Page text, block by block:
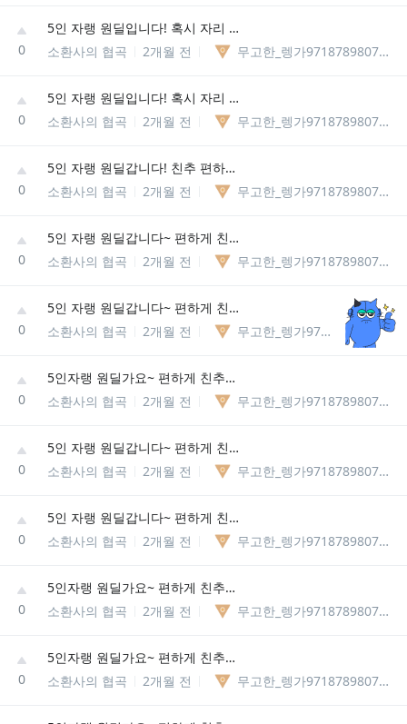
0
5인 자랭 원딜입니다! 혹시 자리 있으면 친추or초대주세요~~
소환사의 협곡
2개월 전 무고한_렝가97187898075329
0
5인 자랭 원딜입니다! 혹시 자리 있으면 친추or초대주세요~~
소환사의 협곡
2개월 전 무고한_렝가97187898075329
0
5인 자랭 원딜갑니다! 친추 편하게 주세요~ㅎㅎ
소환사의 협곡
2개월 전 무고한_렝가97187898075329
0
5인 자랭 원딜갑니다~ 편하게 친추주세요!(보이스 가능합니다)
소환사의 협곡
2개월 전 무고한_렝가97187898075329
0
5인 자랭 원딜갑니다~ 편하게 친추주세요!(보이스 가능합니다)
소환사의 협곡
2개월 전 무고한_렝가97187898075329
0
5인자랭 원딜가요~ 편하게 친추주세요!(보이스 가능)
소환사의 협곡
2개월 전 무고한_렝가97187898075329
0
5인 자랭 원딜갑니다~ 편하게 친추주세요~
소환사의 협곡
2개월 전 무고한_렝가97187898075329
0
5인 자랭 원딜갑니다~ 편하게 친추주세요~
소환사의 협곡
2개월 전 무고한_렝가97187898075329
0
5인자랭 원딜가요~ 편하게 친추주세요~(보이스 가능합니다)
소환사의 협곡
2개월 전 무고한_렝가97187898075329
0
5인자랭 원딜가요~ 편하게 친추주세요~(보이스 가능합니다)
소환사의 협곡
2개월 전 무고한_렝가97187898075329